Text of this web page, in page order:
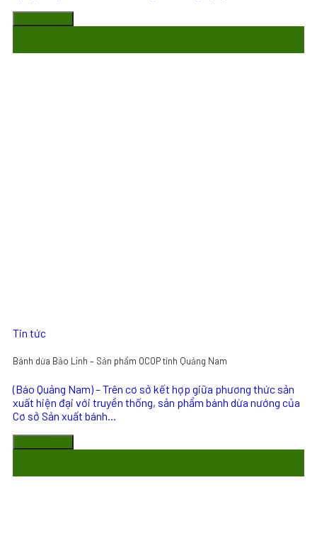
Tin tức
Bánh dừa Bảo Linh – Sản phẩm OCOP tỉnh Quảng Nam
(Báo Quảng Nam) – Trên cơ sở kết hợp giữa phương thức sản
xuất hiện đại với truyền thống, sản phẩm bánh dừa nướng của
Cơ sở Sản xuất bánh...